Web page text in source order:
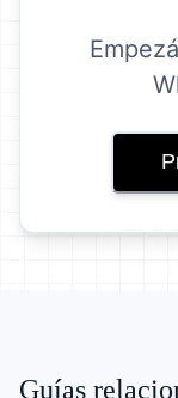
Guías